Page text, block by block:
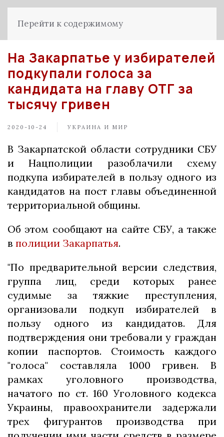
Перейти к содержимому
На Закарпатье у избирателей
подкупали голоса за
кандидата на главу ОТГ за
тысячу гривен
2020-10-24 УКРАИНА И МИР
В Закарпатской области сотрудники СБУ
и Нацполиции разоблачили схему
подкупа избирателей в пользу одного из
кандидатов на пост главы объединенной
территориальной общины.
Об этом сообщают на сайте СБУ, а также
в полиции Закарпатья.
"По предварительной версии следствия,
группа лиц, среди которых ранее
судимые за тяжкие преступления,
организовали подкуп избирателей в
пользу одного из кандидатов. Для
подтверждения они требовали у граждан
копии паспортов. Стоимость каждого
"голоса" составляла 1000 гривен. В
рамках уголовного производства,
начатого по ст. 160 Уголовного кодекса
Украины, правоохранители задержали
трех фигурантов производства при